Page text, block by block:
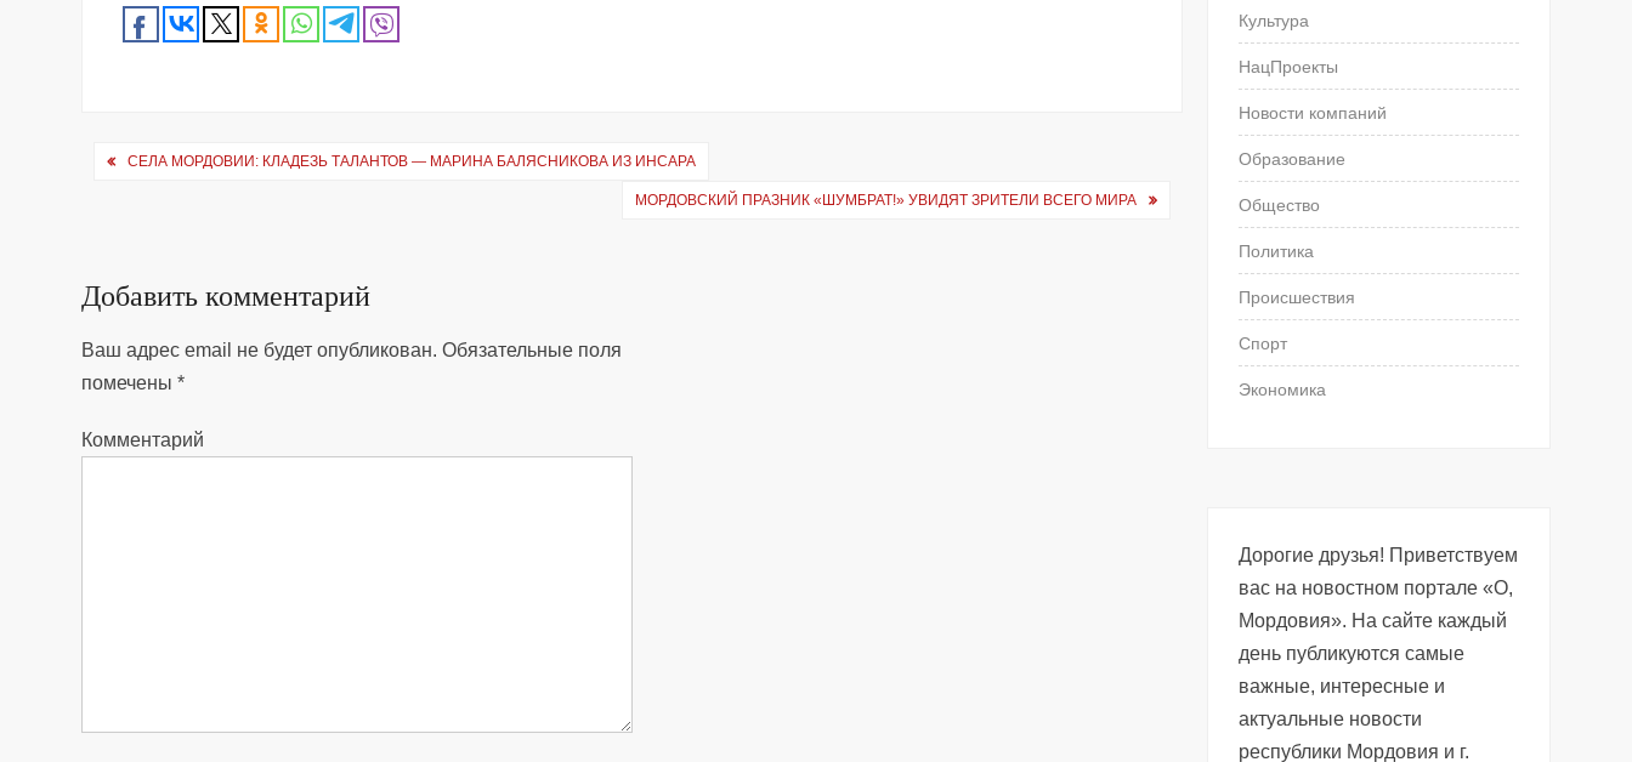
Навигация
СЕЛА МОРДОВИИ: КЛАДЕЗЬ ТАЛАНТОВ — МАРИНА БАЛЯСНИКОВА ИЗ ИНСАРА
МОРДОВСКИЙ ПРАЗНИК «ШУМБРАТ!» УВИДЯТ ЗРИТЕЛИ ВСЕГО МИРА
Добавить комментарий
Ваш адрес email не будет опубликован. Обязательные поля
помечены*
Комментарий
Культура
НацПроекты
Новости компаний
Образование
Общество
Политика
Происшествия
Спорт
Экономика
Дорогие друзья! Приветствуем
вас на новостном портале «О,
Мордовия». На сайте каждый
день публикуются самые
важные, интересные и
актуальные новости
республики Мордовия и г.